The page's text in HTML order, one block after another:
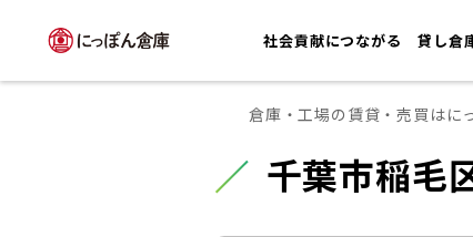
社会貢献につながる 貸し倉
倉庫・工場の賃貸・売買はに
千葉市稲毛